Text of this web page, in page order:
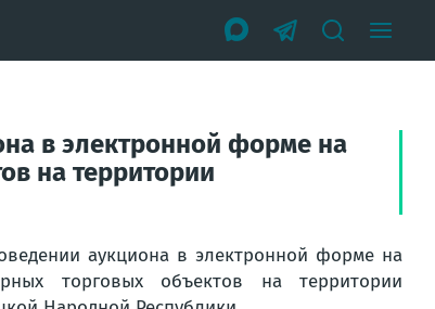
в электронной форме на
на территории
аукциона в электронной форме на
торговых объектов на территории